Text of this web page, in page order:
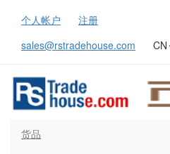
个人帐户
注册
sales@rstradehouse.com
CN
货品